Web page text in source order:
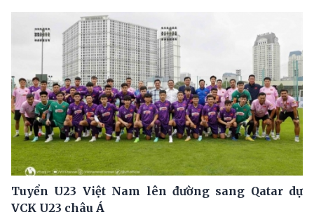
Tuyển U23 Việt Nam lên đường sang Qatar dự
VCK U23 châu Á